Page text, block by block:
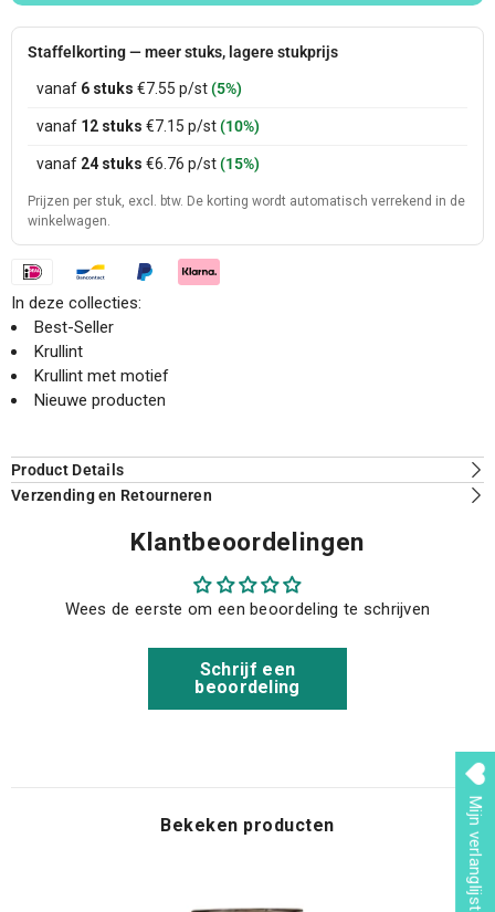
Staffelkorting — meer stuks, lagere stukprijs
vanaf 6 stuks €7.55 p/st(5%)
vanaf 12 stuks €7.15 p/st(10%)
vanaf 24 stuks €6.76 p/st(15%)
Prijzen per stuk, excl. btw. De korting wordt automatisch verrekend in de
winkelwagen.
In deze collecties:
Best-Seller
Krullint
Krullint met motief
Nieuwe producten
Product Details
Verzending en Retourneren
Klantbeoordelingen
Wees de eerste om een beoordeling te schrijven
Schrijf een
beoordeling
Bekeken producten Mijn verlanglijst